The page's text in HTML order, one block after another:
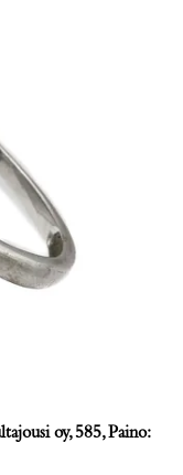
oy, 585, Paino: